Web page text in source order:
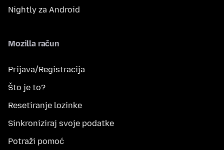
Nightly za Android
Mozilla račun
Prijava/Registracija
Što je to?
Resetiranje lozinke
Sinkroniziraj svoje podatke
Potraži pomoć